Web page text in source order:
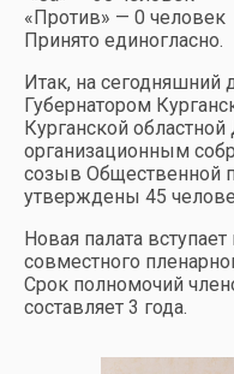
«Против» — 0 человек
Принято единогласно.
Итак, на сегодняшний
Губернатором
Курганской
организационным
созыв Общественной
утверждены 45
Новая палата
совместного
Срок полномочий
составляет 3 года.